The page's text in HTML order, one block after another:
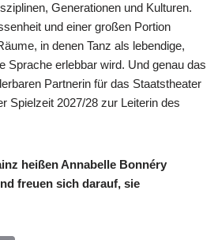
Generationen und Kulturen.
und einer großen Portion
in denen Tanz als lebendige,
Sprache erlebbar wird. Und genau das
Partnerin für das Staatstheater
Spielzeit 2027/28 zur Leiterin des
heißen Annabelle Bonnéry
freuen sich darauf, sie